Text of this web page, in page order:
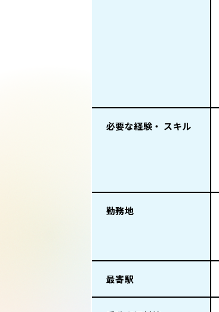
必要な経験・ スキル
勤務地
最寄駅